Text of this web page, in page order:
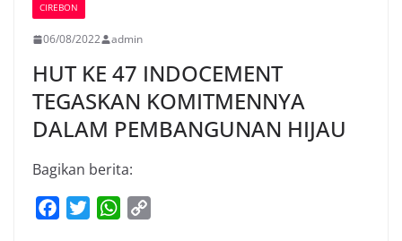
CIREBON
06/08/2022 admin
HUT KE 47 INDOCEMENT
TEGASKAN KOMITMENNYA
DALAM PEMBANGUNAN HIJAU
Bagikan berita:
W